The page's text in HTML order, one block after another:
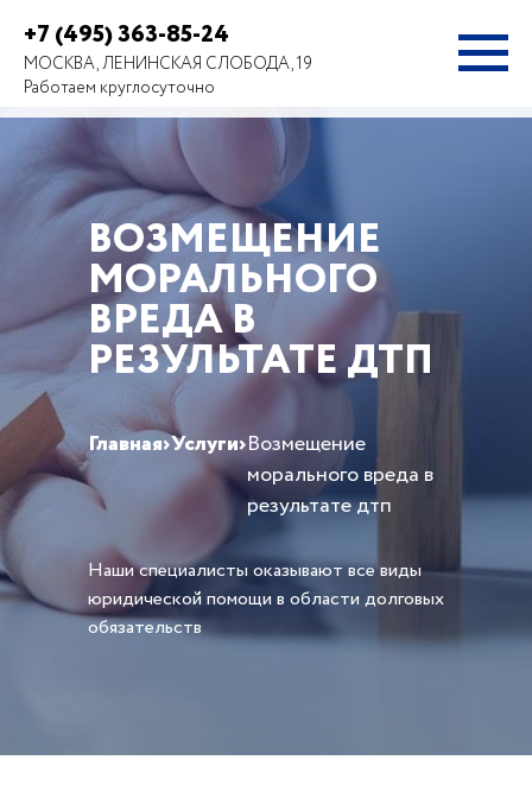
+7 (495) 363-85-24
МОСКВА, ЛЕНИНСКАЯ СЛОБОДА, 19
Работаем круглосуточно
ВОЗМЕЩЕНИЕ
МОРАЛЬНОГО
ВРЕДА В
РЕЗУЛЬТАТЕ ДТП
Главная›Услуги›Возмещение
морального вреда в
результате дтп
Наши специалисты оказывают все виды
юридической помощи в области долговых
обязательств